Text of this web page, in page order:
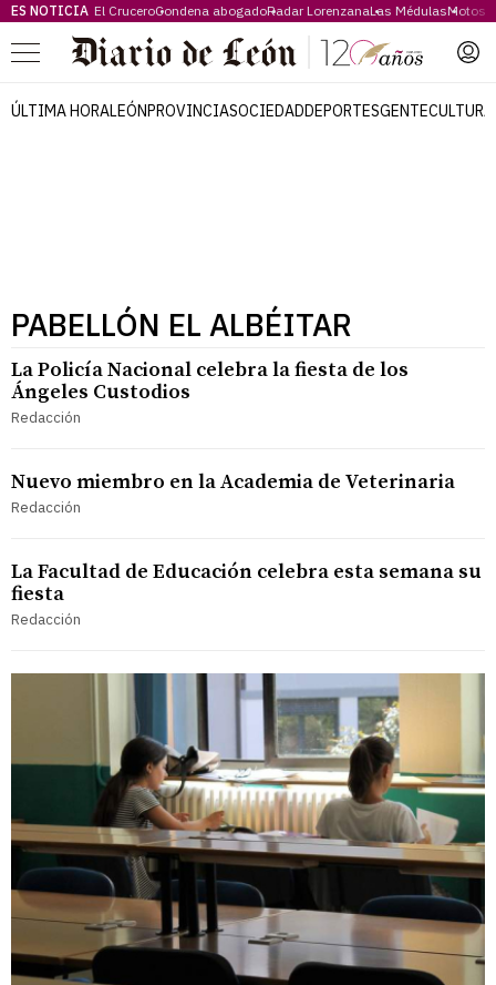
ES NOTICIA El CruceroCondena abogadoRadar LorenzanaLas MédulasMotos
Menú
ÚLTIMA HORALEÓNPROVINCIASOCIEDADDEPORTESGENTECULTURA
PABELLÓN EL ALBÉITAR
La Policía Nacional celebra la fiesta de los
Ángeles Custodios
Redacción
Nuevo miembro en la Academia de Veterinaria
Redacción
La Facultad de Educación celebra esta semana su
fiesta
Redacción